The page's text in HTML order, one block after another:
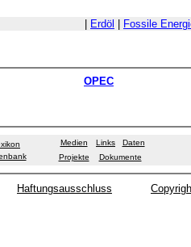
Erdöl Fossile
OPEC
Medien Links
Daten
Projekte
Dokumente
Haftungsausschluss